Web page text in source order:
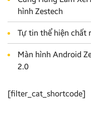
hình Zestech
Tự tin thể hiện chất
Màn hình Android
2.0
[filter_cat_shortcode]